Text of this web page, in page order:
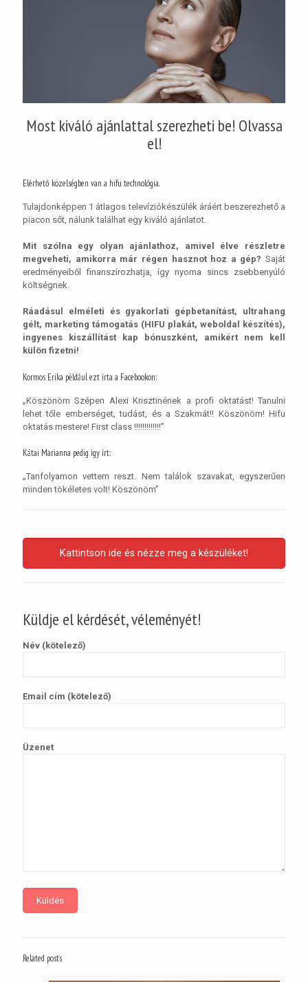
Most kiváló ajánlattal szerezheti be! Olvassa
el!
Elérhető közelségben van a hifu technológia.
Tulajdonképpen 1 átlagos televíziókészülék áráért beszerezhető a
piacon sőt, nálunk találhat egy kiváló ajánlatot.
Mit szólna egy olyan ajánlathoz, amivel élve részletre
megveheti, amikorra már régen hasznot hoz a gép? Saját
eredményeiből finanszírozhatja, így nyoma sincs zsebbenyúló
költségnek.
Ráadásul elméleti és gyakorlati gépbetanítást, ultrahang
gélt, marketing támogatás (HIFU plakát, weboldal készítés),
ingyenes kiszállítást kap bónuszként, amikért nem kell
külön fizetni!
Kormos Erika például ezt írta a Facebookon:
„Köszönöm Szépen Alexi Krisztinének a profi oktatást! Tanulni
lehet tőle emberséget, tudást, és a Szakmát!! Köszönöm! Hifu
oktatás mestere! First class !!!!!!!!!!!!!”
Kátai Marianna pedig így írt:
„Tanfolyamon vettem reszt. Nem találok szavakat, egyszerűen
minden tökéletes volt! Köszönöm”
Kattintson ide és nézze meg a készüléket!
Küldje el kérdését, véleményét!
Név (kötelező)
Email cím (kötelező)
Üzenet
Related posts